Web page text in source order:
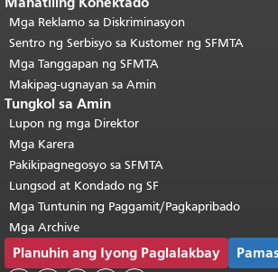
Mga Reklamo sa Diskriminasyon
Sentro ng Serbisyo sa Kustomer ng SFMTA
Mga Tanggapan ng SFMTA
Makipag-ugnayan sa Amin
Tungkol sa Amin
Lupon ng mga Direktor
Mga Karera
Pakikipagnegosyo sa SFMTA
Lungsod at Kondado ng SF
Mga Tuntunin ng Paggamit/Pagkapribado
Mga Archive
Planuhin ang Iyong Paglalakbay